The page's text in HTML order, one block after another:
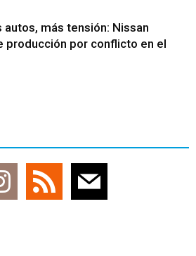
autos, más tensión: Nissan
producción por conflicto en el